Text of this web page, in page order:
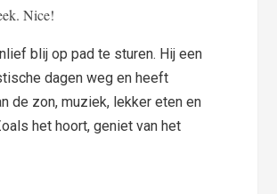
Nice!
blij op pad te sturen. Hij een
dagen weg en heeft
de zon, muziek, lekker eten en
het hoort, geniet van het